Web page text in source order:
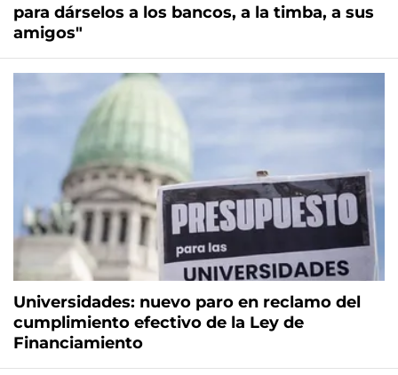
para dárselos a los bancos, a la timba, a sus
amigos"
Universidades: nuevo paro en reclamo del
cumplimiento efectivo de la Ley de
Financiamiento